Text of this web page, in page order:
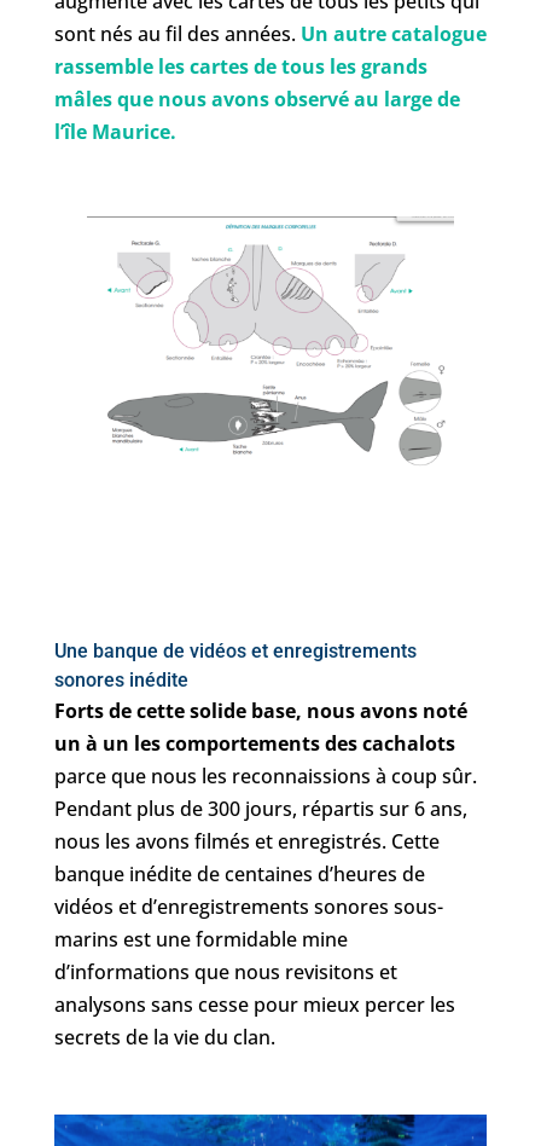
sont nés au fil des années. Un autre catalogue
rassemble les cartes de tous les grands
mâles que nous avons observé au large de
l’île Maurice.
Une banque de vidéos et enregistrements
sonores inédite
Forts de cette solide base, nous avons noté
un à un les comportements des cachalots
parce que nous les reconnaissions à coup sûr.
Pendant plus de 300 jours, répartis sur 6 ans,
nous les avons filmés et enregistrés. Cette
banque inédite de centaines d’heures de
vidéos et d’enregistrements sonores sous-
marins est une formidable mine
d’informations que nous revisitons et
analysons sans cesse pour mieux percer les
secrets de la vie du clan.